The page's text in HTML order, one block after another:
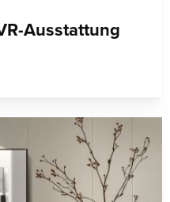
Ausstattung